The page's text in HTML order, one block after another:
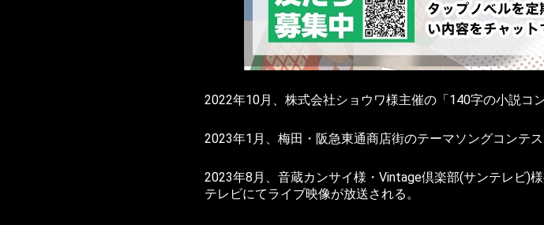
2022年10月、株式会社ショウワ様主催の「140字の小説コ
2023年1月、梅田・阪急東通商店街のテーマソングコンテ
2023年8月、音蔵カンサイ様・Vintage倶楽部(サンテレビ)
テレビにてライブ映像が放送される。